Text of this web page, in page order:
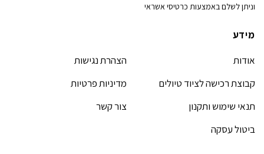
וניתן לשלם באמצעות כרטיסי אשראי
מידע
אודות
קבוצת רכישה לציוד טיולים
תנאי שימוש ותקנון
ביטול עסקה
הצהרת נגישות
מדיניות פרטיות
צור קשר